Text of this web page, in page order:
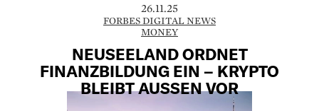
26.11.25
FORBES DIGITAL NEWS
MONEY
NEUSEELAND ORDNET
FINANZBILDUNG EIN – KRYPTO
BLEIBT AUSSEN VOR